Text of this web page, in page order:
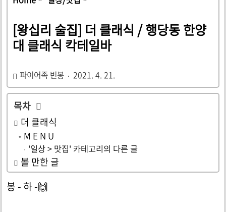
[왕십리 술집] 더 클래식 / 행당동 한양
대 클래식 칵테일바
파이어족 빈봉 2021. 4. 21.
목차 
더 클래식
M E N U
'일상 > 맛집' 카테고리의 다른 글
볼 만한 글
봉 - 하 -🙌